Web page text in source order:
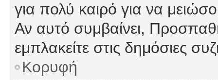
για πολύ καιρό για να
Αν αυτό συμβαίνει,
εμπλακείτε στις δημόσιες
Κορυφή